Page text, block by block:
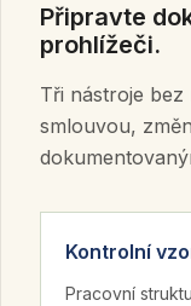
Připravte
prohlížeči.
Tři nástroje
smlouvou,
Kontrolní
Pracovní